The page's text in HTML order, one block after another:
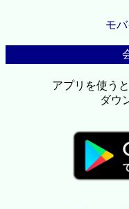
モ
アプリを使う
ダウ